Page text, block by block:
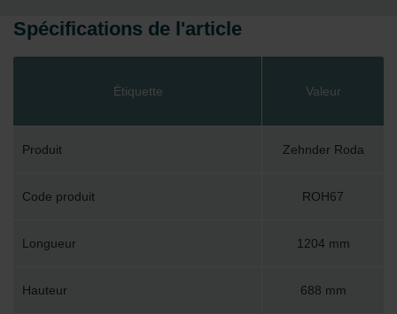
Spécifications de l'article
Étiquette Valeur
Produit Zehnder Roda
Code produit ROH67
Longueur 1204 mm
Hauteur 688 mm